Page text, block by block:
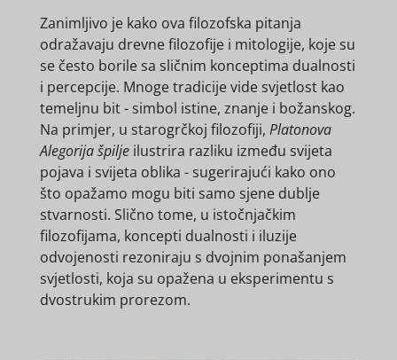
Zanimljivo je kako ova filozofska pitanja
odražavaju drevne filozofije i mitologije, koje su
se često borile sa sličnim konceptima dualnosti
i percepcije. Mnoge tradicije vide svjetlost kao
temeljnu bit - simbol istine, znanje i božanskog.
Na primjer, u starogrčkoj filozofiji, Platonova
Alegorija špiljeilustrira razliku između svijeta
pojava i svijeta oblika - sugerirajući kako ono
što opažamo mogu biti samo sjene dublje
stvarnosti. Slično tome, u istočnjačkim
filozofijama, koncepti dualnosti i iluzije
odvojenosti rezoniraju s dvojnim ponašanjem
svjetlosti, koja su opažena u eksperimentu s
dvostrukim prorezom.